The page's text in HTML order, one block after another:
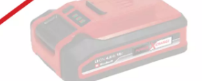
Precisamos do seu consentimento para
carregar o serviço Google Maps!